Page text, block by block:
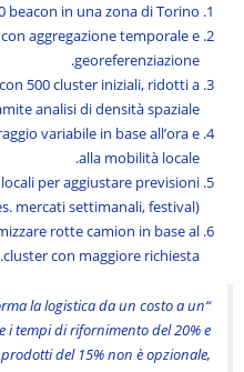
beacon in una zona di Torino.
aggregazione temporale e
georeferenziazione.
500 cluster iniziali, ridotti a
analisi di densità spaziale.
variabile in base all’ora e
alla mobilità locale.
per aggiustare previsioni
mercati settimanali, festival).
rotte camion in base al
cluster con maggiore richiesta.
la logistica da un costo a un
tempi di rifornimento del 20% e
del 15% non è opzionale,